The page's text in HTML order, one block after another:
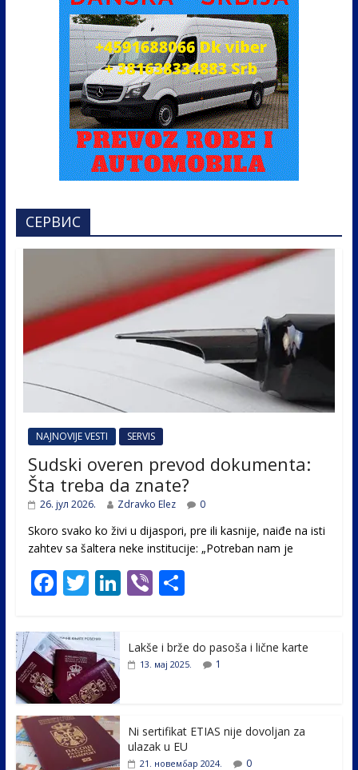
СЕРВИС
NAJNOVIJE VESTI SERVIS
Sudski overen prevod dokumenta:
Šta treba da znate?
26. јул 2026. Zdravko Elez 0
Skoro svako ko živi u dijaspori, pre ili kasnije, naiđe na isti
zahtev sa šaltera neke institucije: „Potreban nam je
F
e
b
o
o
k
T
itt
er
Li
e
Vi
er
S
ar
e
Lakše i brže do pasoša i lične karte
13. мај 2025. 1
Ni sertifikat ETIAS nije dovoljan za
ulazak u EU
21. новембар 2024. 0